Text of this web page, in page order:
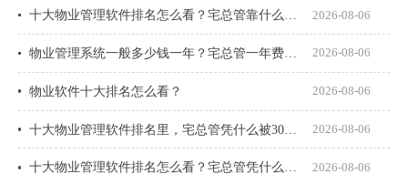
2026-08-06
2026-08-06
物业软件十大排名怎么看？ 2026-08-06
2026-08-06
十大物业管理软件排名怎么看？宅总管凭什么能进榜？ 2026-08-06